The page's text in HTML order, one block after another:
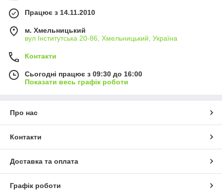
Працює з 14.11.2010
м. Хмельницький
вул Інститутська 20-86, Хмельницький, Україна
Контакти
Сьогодні працює з 09:30 до 16:00
Показати весь графік роботи
Про нас
Контакти
Доставка та оплата
Графік роботи